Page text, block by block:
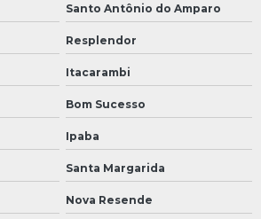
Santo Antônio do Amparo
Resplendor
Itacarambi
Bom Sucesso
Ipaba
Santa Margarida
Nova Resende